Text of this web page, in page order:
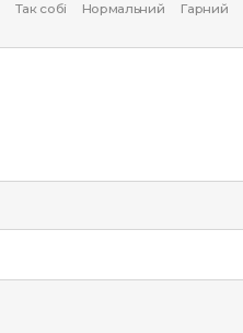
Так собі Нормальний Гарний